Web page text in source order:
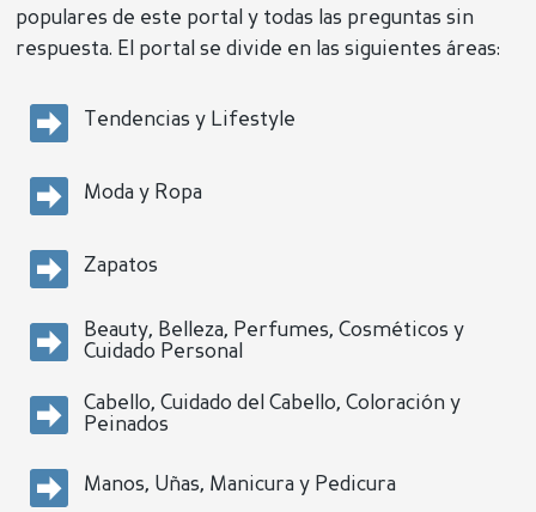
populares de este portal y todas las preguntas sin
respuesta. El portal se divide en las siguientes áreas:
Tendencias y Lifestyle
Moda y Ropa
Zapatos
Beauty, Belleza, Perfumes, Cosméticos y
Cuidado Personal
Cabello, Cuidado del Cabello, Coloración y
Peinados
Manos, Uñas, Manicura y Pedicura